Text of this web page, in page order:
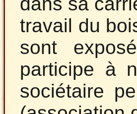
travail du
sont
participe à
sociétaire